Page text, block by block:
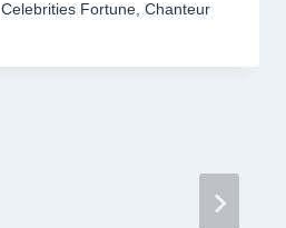
Celebrities Fortune, Chanteur